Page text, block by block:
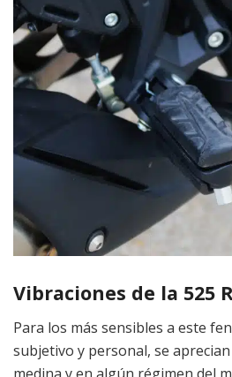
Vibraciones de la 525
Para los más sensibles a este
subjetivo y personal, se